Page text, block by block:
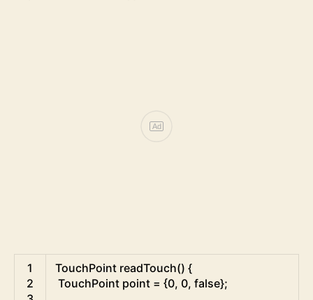
Ad
1
2
TouchPoint readTouch() {
TouchPoint point = {0, 0, false};